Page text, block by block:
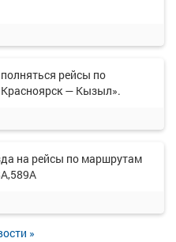
рейсы по
— Кызыл».
на рейсы по маршрутам
»